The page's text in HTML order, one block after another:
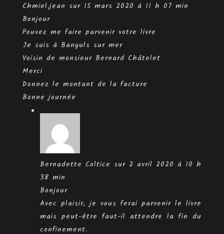
Chmiel.jean sur 15 mars 2020 à 11 h 07 min
Bonjour
Pouvez me faire parvenir votre livre
Je suis à Banyuls sur mer
Voisin de monsieur Bernard Châtelet
Merci
Donnez le montant de la facture
Bonne journée
Bernadette Coltice sur 2 avril 2020 à 10 h
38 min
Bonjour
Avec plaisir, je vous ferai parvenir le livre
mais peut-être faut-il attendre la fin du
confinement.